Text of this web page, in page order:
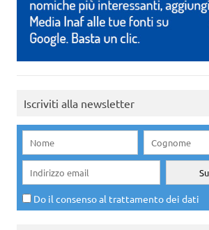
Iscriviti alla newsletter
Do il consenso al trattamento dei dati